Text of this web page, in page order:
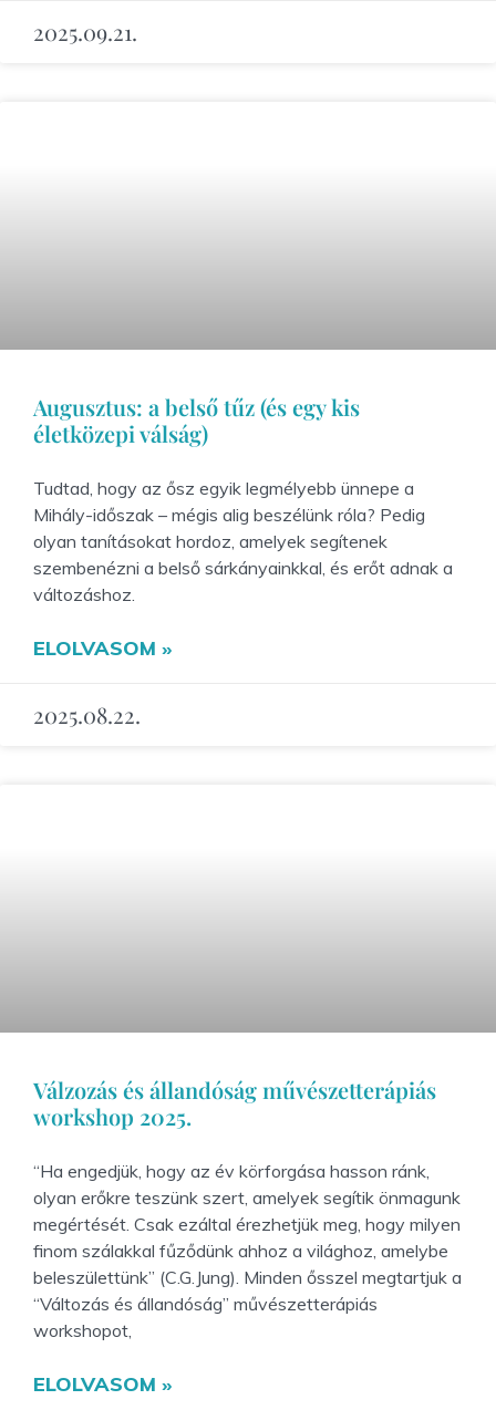
2025.09.21.
Augusztus: a belső tűz (és egy kis
életközepi válság)
Tudtad, hogy az ősz egyik legmélyebb ünnepe a
Mihály-időszak – mégis alig beszélünk róla? Pedig
olyan tanításokat hordoz, amelyek segítenek
szembenézni a belső sárkányainkkal, és erőt adnak a
változáshoz.
ELOLVASOM »
2025.08.22.
Válzozás és állandóság művészetterápiás
workshop 2025.
“Ha engedjük, hogy az év körforgása hasson ránk,
olyan erőkre teszünk szert, amelyek segítik önmagunk
megértését. Csak ezáltal érezhetjük meg, hogy milyen
finom szálakkal fűződünk ahhoz a világhoz, amelybe
beleszülettünk” (C.G.Jung). Minden ősszel megtartjuk a
“Változás és állandóság” művészetterápiás
workshopot,
ELOLVASOM »